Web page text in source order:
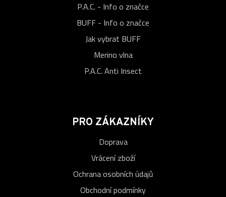
P.A.C. - Info o značce
BUFF - Info o značce
Jak vybrat BUFF
Merino vlna
P.A.C. Anti Insect
PRO ZÁKAZNÍKY
Doprava
Vrácení zboží
Ochrana osobních údajů
Obchodní podmínky